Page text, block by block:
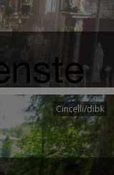
Cincelli/dibk